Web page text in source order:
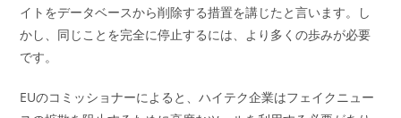
イトをデータベースから削除する措置を講じたと言います。し
かし、同じことを完全に停止するには、より多くの歩みが必要
です。
EUのコミッショナーによると、ハイテク企業はフェイクニュー